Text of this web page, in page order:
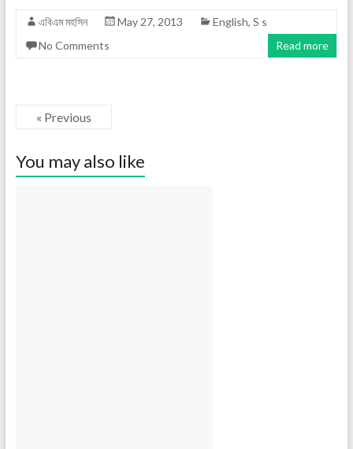
এবিএম মহসিন May 27, 2013 English, S s
No Comments
Read more
« Previous
You may also like